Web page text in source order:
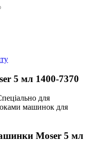
5 мл 1400-7370
для
машинок для
Moser 5 мл